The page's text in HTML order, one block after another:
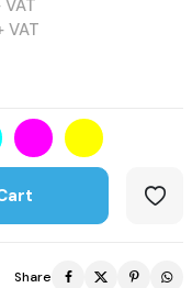
VAT
VAT
Share